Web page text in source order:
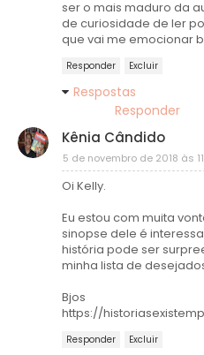
ser o mais maduro da
de curiosidade de ler
que vai me emocionar
Responder Excluir
Respostas
Responder
Kênia Cândido
5 de novembro de 2018 às
Oi Kelly.
Eu estou com muita
sinopse dele é
história pode ser
minha lista de
Bjos
https://
Responder Excluir